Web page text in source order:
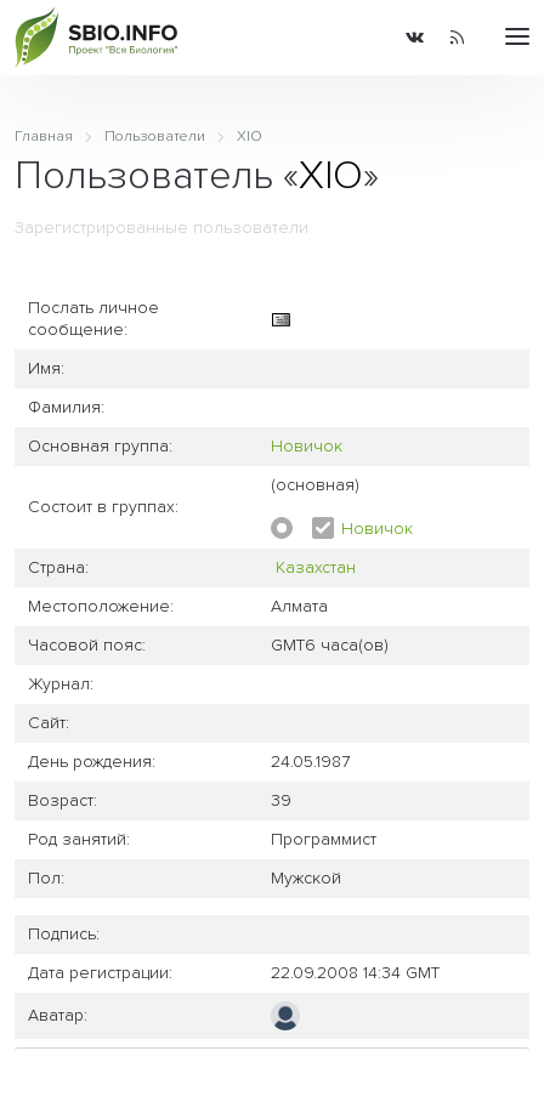
Главная Пользователи XIO
Пользователь «XIO»
Зарегистрированные пользователи
Послать личное
сообщение:
Имя:
Фамилия:
Основная группа:
Новичок
Состоит в группах:
(основная)
Новичок
Страна:
Казахстан
Местоположение:
Алмата
Часовой пояс:
GMT6 часа(ов)
Журнал:
Сайт:
День рождения:
24.05.1987
Возраст:
39
Род занятий:
Программист
Пол:
Мужской
Подпись:
Дата регистрации:
22.09.2008 14:34 GMT
Аватар: